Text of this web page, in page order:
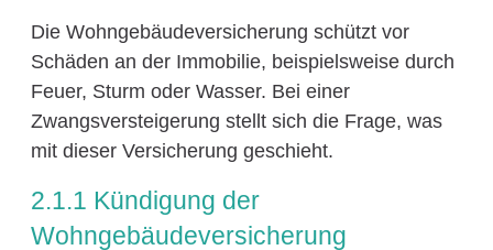
Die Wohngebäudeversicherung schützt vor
Schäden an der Immobilie, beispielsweise durch
Feuer, Sturm oder Wasser. Bei einer
Zwangsversteigerung stellt sich die Frage, was
mit dieser Versicherung geschieht.
2.1.1 Kündigung der
Wohngebäudeversicherung